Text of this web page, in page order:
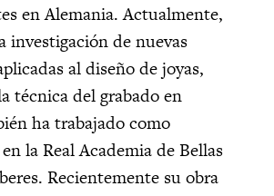
en Alemania. Actualmente,
investigación de nuevas
al diseño de joyas,
técnica del grabado en
ha trabajado como
la Real Academia de Bellas
Recientemente su obra